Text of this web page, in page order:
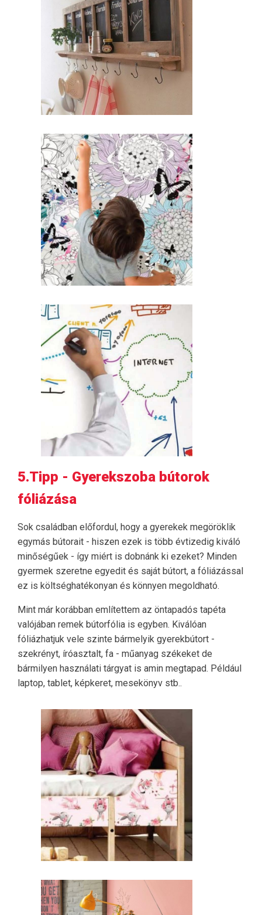
5.Tipp - Gyerekszoba bútorok
fóliázása
Sok családban előfordul, hogy a gyerekek megöröklik
egymás bútorait - hiszen ezek is több évtizedig kiváló
minőségűek - így miért is dobnánk ki ezeket? Minden
gyermek szeretne egyedit és saját bútort, a fóliázással
ez is költséghatékonyan és könnyen megoldható.
Mint már korábban említettem az öntapadós tapéta
valójában remek bútorfólia is egyben. Kiválóan
fóliázhatjuk vele szinte bármelyik gyerekbútort -
szekrényt, íróasztalt, fa - műanyag székeket de
bármilyen használati tárgyat is amin megtapad. Például
laptop, tablet, képkeret, mesekönyv stb..